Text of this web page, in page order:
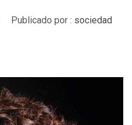
Publicado por : sociedad